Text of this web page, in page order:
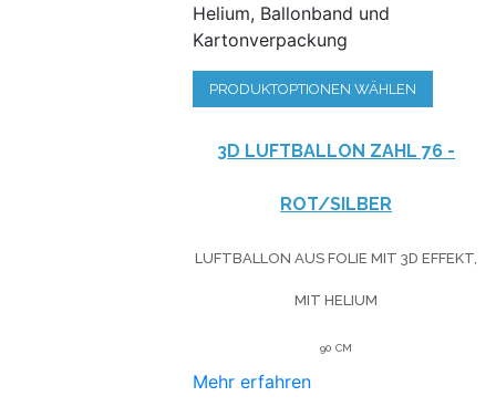
Helium, Ballonband und
Kartonverpackung
PRODUKTOPTIONEN WÄHLEN
3D LUFTBALLON ZAHL 76 -
ROT/SILBER
LUFTBALLON AUS FOLIE MIT 3D EFFEKT,
MIT HELIUM
90 CM
Mehr erfahren